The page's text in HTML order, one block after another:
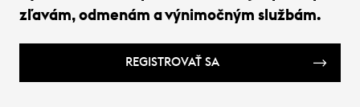
zľavám, odmenám a výnimočným službám.
REGISTROVAŤ SA